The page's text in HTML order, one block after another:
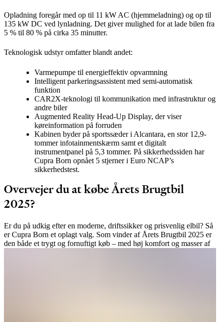
Opladning foregår med op til 11 kW AC (hjemmeladning) og op til
135 kW DC ved lynladning. Det giver mulighed for at lade bilen fra
5 % til 80 % på cirka 35 minutter.
Teknologisk udstyr omfatter blandt andet:
Varmepumpe til energieffektiv opvarmning
Intelligent parkeringsassistent med semi-automatisk
funktion
CAR2X-teknologi til kommunikation med infrastruktur og
andre biler
Augmented Reality Head-Up Display, der viser
køreinformation på forruden
Kabinen byder på sportssæder i Alcantara, en stor 12,9-
tommer infotainmentskærm samt et digitalt
instrumentpanel på 5,3 tommer. På sikkerhedssiden har
Cupra Born opnået 5 stjerner i Euro NCAP’s
sikkerhedstest.
Overvejer du at købe Årets Brugtbil
2025?
Er du på udkig efter en moderne, driftssikker og prisvenlig elbil? Så
er Cupra Born et oplagt valg. Som vinder af Årets Brugtbil 2025 er
den både et trygt og fornuftigt køb – med høj komfort og masser af